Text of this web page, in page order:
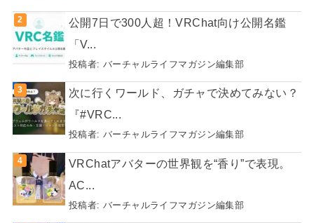
公開7日で300人超！VRChat向け公開名鑑
「V...
投稿者: バーチャルライフマガジン編集部
次に行くワールド、ガチャで決めてみない？
『#VRC...
投稿者: バーチャルライフマガジン編集部
VRChatアバターの世界観を“香り”で表現。
AC...
投稿者: バーチャルライフマガジン編集部